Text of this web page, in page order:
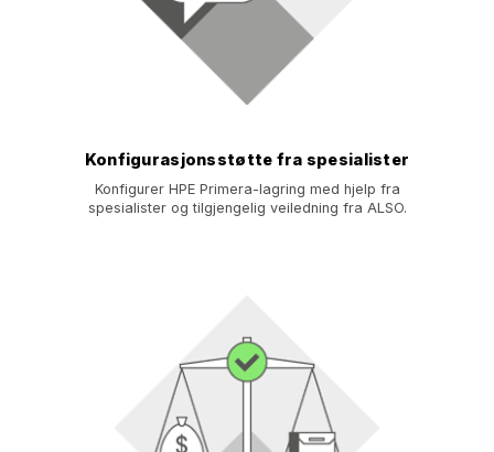
Konfigurasjonsstøtte fra spesialister
Konfigurer HPE Primera-lagring med hjelp fra
spesialister og tilgjengelig veiledning fra ALSO.